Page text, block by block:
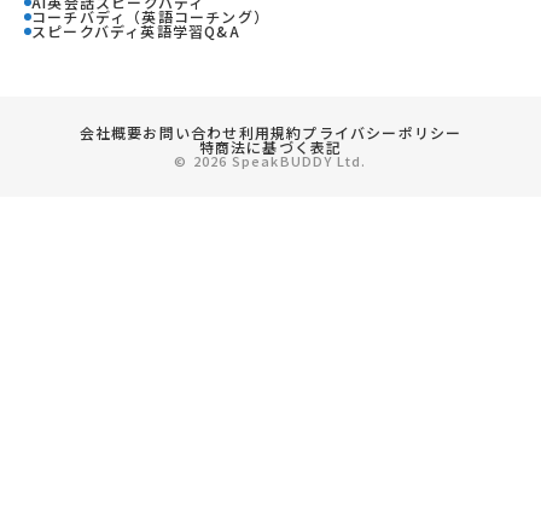
コーチバディ（英語コーチング）
スピークバディ英語学習Q&A
会社概要お問い合わせ利用規約プライバシーポリシー
特商法に基づく表記
© 2026 SpeakBUDDY Ltd.